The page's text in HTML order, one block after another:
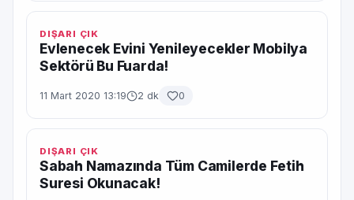
DIŞARI ÇIK
Evlenecek Evini Yenileyecekler Mobilya
Sektörü Bu Fuarda!
11 Mart 2020 13:19 2 dk 0
DIŞARI ÇIK
Sabah Namazında Tüm Camilerde Fetih
Suresi Okunacak!